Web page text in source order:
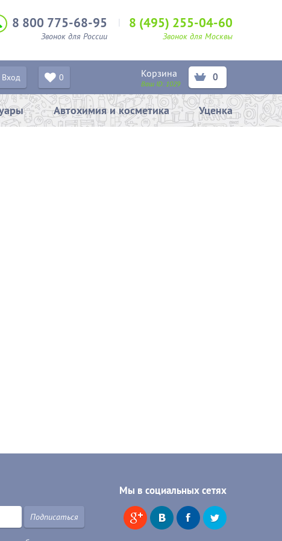
8 800 775-68-95
Звонок для России
8 (495) 255-04-60
Звонок для Москвы
Вход 0 Корзина
Ваш ID: 1029
0
Автохимия и косметика Уценка
Подписаться
Мы в социальных сетях